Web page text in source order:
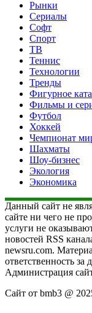
Рынки
Сериалы
Софт
Спорт
ТВ
Теннис
Технологии
Тренды
Фигурное
Фильмы и
Футбол
Хоккей
Чемпионат
Шахматы
Шоу-бизнес
Экология
Экономика
Данный сайт не
сайте ни чего не
услуги не
новостей RSS
newsru.com.
ответственность
Администрация
Сайт от bmb3 @